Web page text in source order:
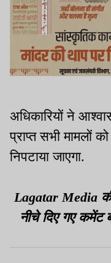
अधिकारियों ने
प्राप्त सभी मामलों
निपटाया जाएगा.
Lagatar Media
नीचे दिए गए कमेंट